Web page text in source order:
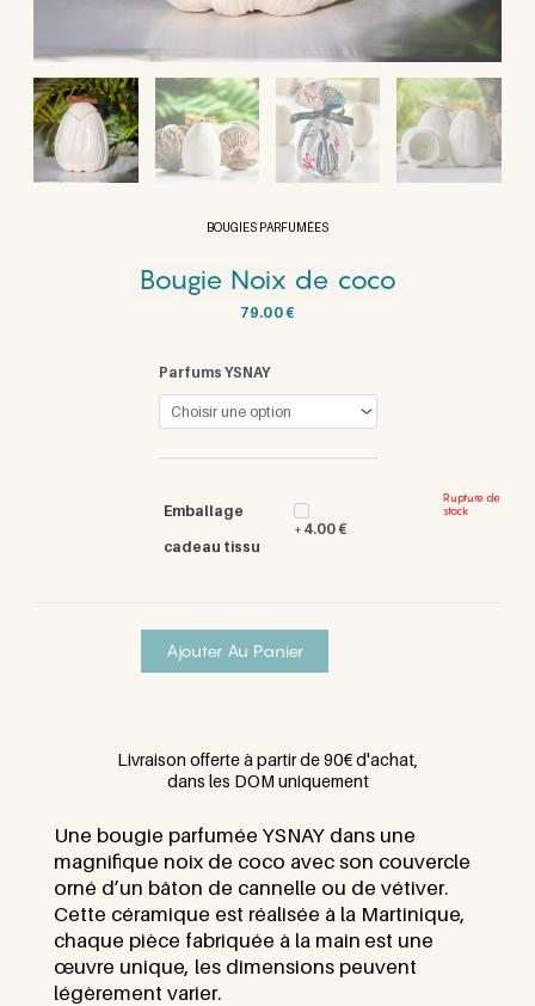
BOUGIES PARFUMÉES
Bougie Noix de coco
79.00€
Parfums YSNAY
Emballage
cadeau tissu
+ 4.00€
Rupture de
stock
Ajouter Au Panier
Livraison offerte à partir de 90€ d'achat,
dans les DOM uniquement
Une bougie parfumée YSNAY dans une
magnifique noix de coco avec son couvercle
orné d’un bâton de cannelle ou de vétiver.
Cette céramique est réalisée à la Martinique,
chaque pièce fabriquée à la main est une
œuvre unique, les dimensions peuvent
légèrement varier.